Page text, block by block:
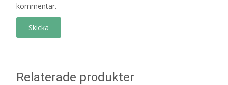
kommentar.
Relaterade produkter